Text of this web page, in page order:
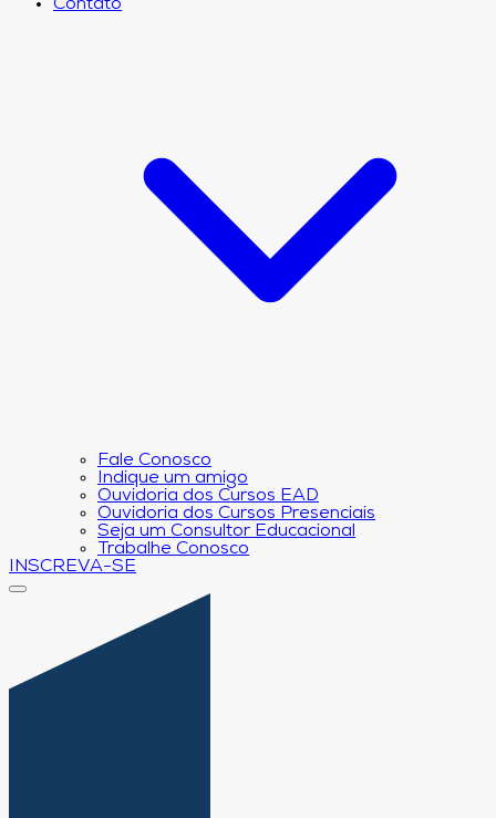
Contato
Fale Conosco
Indique um amigo
Ouvidoria dos Cursos EAD
Ouvidoria dos Cursos Presenciais
Seja um Consultor Educacional
Trabalhe Conosco
INSCREVA-SE